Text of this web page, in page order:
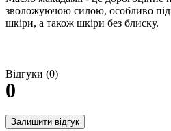
зволожуючою силою, особливо
шкіри, а також шкіри без блиску.
Відгуки (0)
0
Залишити відгук